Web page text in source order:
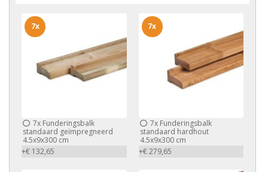
7x Funderingsbalk
standaard geïmpregneerd
4.5x9x300 cm
+€ 132,65
7x
7xFunderingsbalk
standaard hardhout
4.5x9x300 cm
+€ 279,65
7x